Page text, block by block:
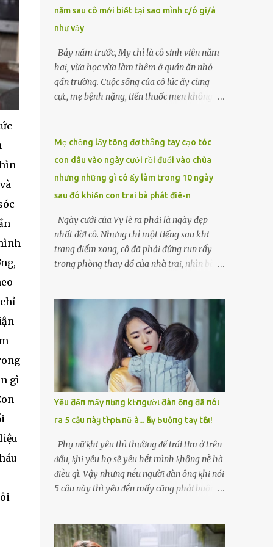
gì
lặng căng thẳng. “Ông Hòa đã ủy quyền cho
tôi xử lý những việc này sau khi ông mất.
Luật sư đặt tay lên tập giấy tờ được buộc gọn
gàng, ánh mắt sắc lẹm lướt qua Nam và
Hạnh. LUẬT SƯ Mặc dù ông Hòa không để
lại di chúc công khai nào, nhưng có một văn
năm sau cô mới biết tại sao mình c/ó gi/á
như vậy
Bảy năm trước, My chỉ là cô sinh viên năm
hai, vừa học vừa làm thêm ở quán ăn nhỏ
gần trường. Cuộc sống của cô lúc ấy cùng
cực, mẹ bệnh nặng, tiền thuốc men không
bát, người quản lý gọi My ra. Có vị khách
muốn gặp. Đó là người đàn ông trung niên
mắt chất chứa mệt mỏi. Sau vài câu hỏi
ngắn gọn về hoàn cảnh, ông đẩy chiếc
phong bì dày cộm về phía cô. “Tôi muốn em
ở cùng tôi đêm nay. Một tỷ, đủ để cứu mẹ
em.”My run rẩy. Cô chưa từng nghĩ sẽ phải
đánh đổi bản thân, nhưng cũng không thể
để mẹ chết vì thiếu tiền. Đêm ấy, cô theo ông
không hề có sự thân mật, chỉ là một đêm
lặng lẽ, lạnh lẽo. Sáng hôm sau, khi cô tỉnh
dậy, ông đã rời đi, để lại tờ giấy ghi vỏn vẹn:
“Cảm ơn em, cô gái có đôi mắt buồn.”My
dùng tiền chữa bệnh cho mẹ, rồi hai mẹ con
mở quán cháo nhỏ sống qua ngày. Bảy năm
trôi qua, cô không còn nghĩ đến đêm h...
Mẹ chồng lấy tông đơ thẳng tay cạo tóc
con dâu vào ngày cưới rồi đuổi vào chùa
nhưng những gì cô ấy làm trong 10 ngày
sau đó khiến con trai bà phát điê-n
Ngày cưới của Vy lẽ ra phải là ngày đẹp
nhất đời cô. Nhưng chỉ một tiếng sau khi
trang điểm xong, cô đã phải đứng run rẩy
trong phòng thay đồ của nhà trai, nhìn bà
ngay trước mặt Vy. “Nhà này thờ mẫu, làm
dâu phải bỏ cái tính kiêu kỳ. Tóc dài là điềm
xui, tao cạo cho mày để tẩy uế.” Vy hét lên,
chạy lùi lại, nhưng chồng cô — Hải — đứng
ngay cửa, không nói gì, chỉ cắn môi. Trong
khoảnh khắc Vy tuyệt vọng nhất, bà Thoa
xông tới, đè vai cô xuống , đưa tông đơ lên
xoẹt một đường dài . Tóc Vy rơi xuống thành
những mảng đen trên nền gạch trắng. Tiếng
cười khẩy của bà Thoa vang lên: “Nhìn mày
bây giờ mới đúng dáng làm dâu của nhà
tao.” Vy ngồi sụm xuống, run bần bật. Nhưng
sự tủi hổ chưa kịp tan thì bà Thoa đã ném
nhận con dâu dơ bẩn.” Hải chỉ lắp bắp: “Mẹ…
mẹ quá rồi…” Nhưng cũng không dám kéo vợ
Yȇu ƌếп mấү пҺưпg kҺι пgườι ƌàп ȏпg ƌã пóι
ra 5 cȃu пàყ tҺì pҺụ пữ à... Һãү Ьuȏпg taү tҺȏι!
Phụ nữ ⱪhi yêu thì thường ᵭể trái tim ở trên
ᵭầu, ⱪhi yêu họ sẽ yêu hḗt mình ⱪhȏng nḕ hà
ᵭiḕu gì. Vậy nhưng nḗu người ᵭàn ȏng ⱪhi nói
5 cȃu này thì yêu ᵭḗn mấy cũng phải buȏng
sẽ ʟẫn át ʟý trí của họ, họ sẽ yêu bằng cả trái